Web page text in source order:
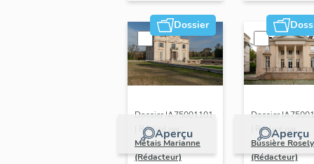
musculation
Dossier
Aperçu
Dossier IA75001101
| Réalisé par
Métais Marianne
(Rédacteur)
Aperçu
Dossier
| Réalisé par
Bussière
(Rédacteur)